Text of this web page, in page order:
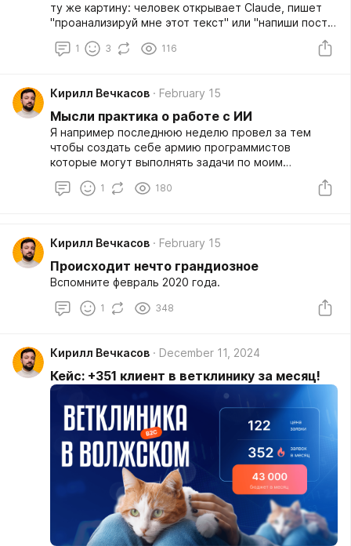
ту же картину: человек открывает Claude, пишет
"проанализируй мне этот текст" или "напиши пост",
что ИИ это такая волшебная штука, которой
Написать черновик, переформулировать абзац,
разобрать короткий текст, накидать идеи — это
всё вполне реализуемое одним-двумя промтами в
веб-интерфейсе, и здесь вопросов нет.
1 3 116
Кирилл Вечкасов February 15
Мысли практика о работе с ИИ
Я например последнюю неделю провел за тем
чтобы создать себе армию программистов
которые могут выполнять задачи по моим
моделе Kimi 2.5 (вышедшая недавно). В главной
начинается от простого текста "измени цвет
текста тут" и разворачивается в понятный план
для последующих специалистов.
1 180
Кирилл Вечкасов February 15
Происходит нечто грандиозное
Вспомните февраль 2020 года.
1 348
Кирилл Вечкасов December 11, 2024
Кейс: +351 клиент в ветклинику за месяц!